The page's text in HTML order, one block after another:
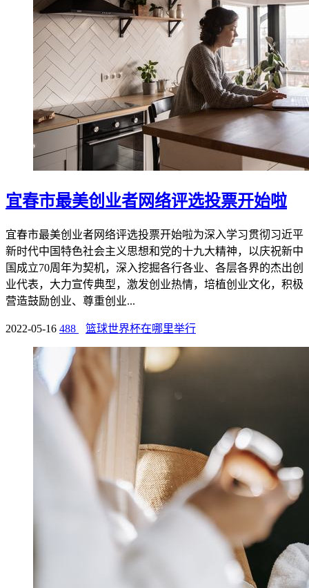
宜春市最美创业者网络评选投票开始啦
宜春市最美创业者网络评选投票开始啦为深入学习贯彻习近平
新时代中国特色社会主义思想和党的十九大精神，以庆祝新中
国成立70周年为契机，深入挖掘各行各业、各层各界的杰出创
业代表，大力宣传典型，激发创业热情，培植创业文化，积极
营造鼓励创业、尊重创业...
2022-05-16 488 篮球世界杯在哪里举行